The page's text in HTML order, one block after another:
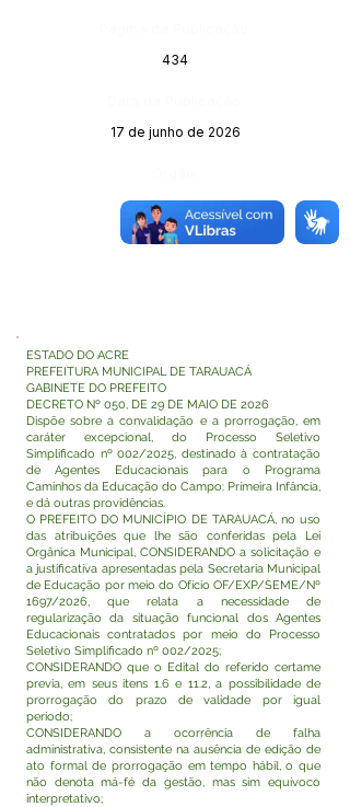
434
17 de junho de 2026
ESTADO DO ACRE
PREFEITURA MUNICIPAL DE TARAUACÁ
GABINETE DO PREFEITO
DECRETO Nº 050, DE 29 DE MAIO DE 2026
Dispõe sobre a convalidação e a prorrogação, em
caráter excepcional, do Processo Seletivo
Simplificado nº 002/2025, destinado à contratação
de Agentes Educacionais para o Programa
Caminhos da Educação do Campo: Primeira Infância,
e dá outras providências.
O PREFEITO DO MUNICÍPIO DE TARAUACÁ, no uso
das atribuições que lhe são conferidas pela Lei
Orgânica Municipal, CONSIDERANDO a solicitação e
a justificativa apresentadas pela Secretaria Municipal
de Educação por meio do Ofício OF/EXP/SEME/Nº
1697/2026, que relata a necessidade de
regularização da situação funcional dos Agentes
Educacionais contratados por meio do Processo
Seletivo Simplificado nº 002/2025;
CONSIDERANDO que o Edital do referido certame
previa, em seus itens 1.6 e 11.2, a possibilidade de
prorrogação do prazo de validade por igual
período;
CONSIDERANDO a ocorrência de falha
administrativa, consistente na ausência de edição de
ato formal de prorrogação em tempo hábil, o que
não denota má-fé da gestão, mas sim equívoco
interpretativo;